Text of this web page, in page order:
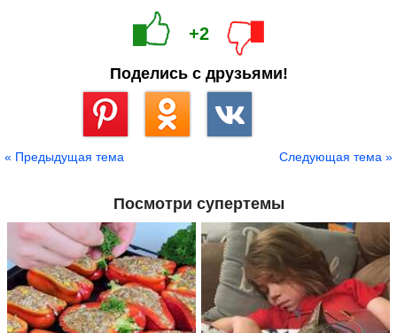
+2
Поделись с друзьями!
« Предыдущая тема Следующая тема »
Посмотри супертемы